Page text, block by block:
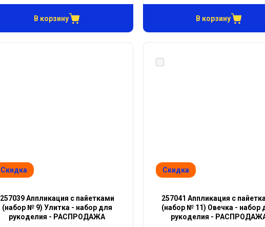
В корзину В корзину
Скидка
257039 Аппликация с пайетками
(набор № 9) Улитка - набор для
рукоделия - РАСПРОДАЖА
Скидка
257041 Аппликация с
(набор № 11) Овечка - набор
рукоделия -